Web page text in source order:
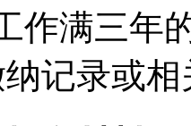
作满三年
记录或